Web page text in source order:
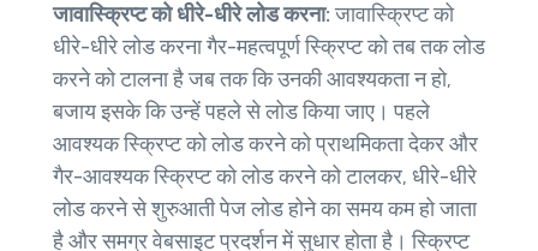
जावास्क्रिप्ट को धीरे-धीरे लोड करना:जावास्क्रिप्ट को
धीरे-धीरे लोड करना गैर-महत्वपूर्ण स्क्रिप्ट को तब तक लोड
करने को टालना है जब तक कि उनकी आवश्यकता न हो,
बजाय इसके कि उन्हें पहले से लोड किया जाए। पहले
आवश्यक स्क्रिप्ट को लोड करने को प्राथमिकता देकर और
गैर-आवश्यक स्क्रिप्ट को लोड करने को टालकर, धीरे-धीरे
लोड करने से शुरुआती पेज लोड होने का समय कम हो जाता
है और समग्र वेबसाइट प्रदर्शन में सुधार होता है। स्क्रिप्ट